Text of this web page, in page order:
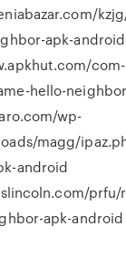
apk-android
hello-
wp-
magg/
android
prfu/
apk-android